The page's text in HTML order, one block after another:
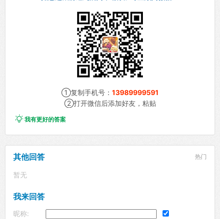
①复制手机号： 13989999591
②打开微信后添加好友，粘贴
我有更好的答案
其他回答 热门
暂无
我来回答
昵称: